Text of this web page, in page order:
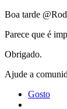
Boa tarde ​
Parece que é
Obrigado.
Ajude a
Gosto